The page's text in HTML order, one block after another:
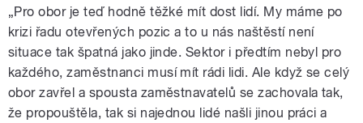
„Pro obor je teď hodně těžké mít dost lidí. My máme po
krizi řadu otevřených pozic a to u nás naštěstí není
situace tak špatná jako jinde. Sektor i předtím nebyl pro
každého, zaměstnanci musí mít rádi lidi. Ale když se celý
obor zavřel a spousta zaměstnavatelů se zachovala tak,
že propouštěla, tak si najednou lidé našli jinou práci a